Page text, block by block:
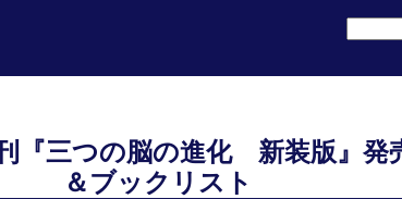
『三つの脳の進化 新装版』発
＆ブックリスト